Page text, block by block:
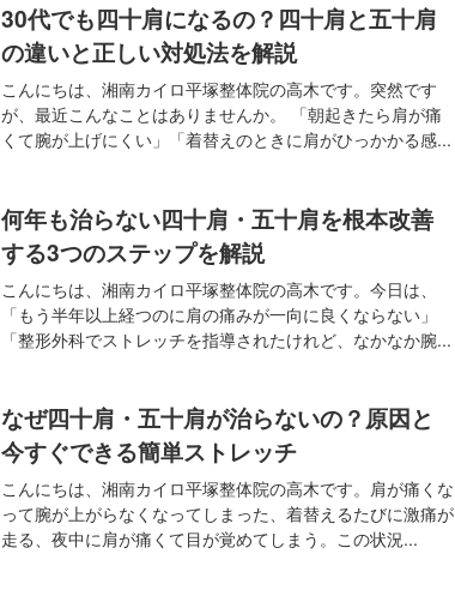
30代でも四十肩になるの？四十肩と五十肩
の違いと正しい対処法を解説
こんにちは、湘南カイロ平塚整体院の高木です。突然です
が、最近こんなことはありませんか。 「朝起きたら肩が痛
くて腕が上げにくい」「着替えのときに肩がひっかかる感...
何年も治らない四十肩・五十肩を根本改善
する3つのステップを解説
こんにちは、湘南カイロ平塚整体院の高木です。今日は、
「もう半年以上経つのに肩の痛みが一向に良くならない」
「整形外科でストレッチを指導されたけれど、なかなか腕...
なぜ四十肩・五十肩が治らないの？原因と
今すぐできる簡単ストレッチ
こんにちは、湘南カイロ平塚整体院の高木です。肩が痛くな
って腕が上がらなくなってしまった、着替えるたびに激痛が
走る、夜中に肩が痛くて目が覚めてしまう。この状況...